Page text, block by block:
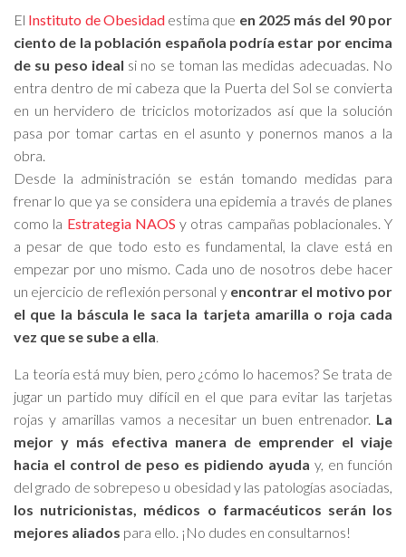
El Instituto de Obesidadestima que en 2025 más del 90 por
ciento de la población española podría estar por encima
de su peso ideal si no se toman las medidas adecuadas. No
entra dentro de mi cabeza que la Puerta del Sol se convierta
en un hervidero de triciclos motorizados así que la solución
pasa por tomar cartas en el asunto y ponernos manos a la
obra.
Desde la administración se están tomando medidas para
frenar lo que ya se considera una epidemia a través de planes
como la Estrategia NAOS y otras campañas poblacionales. Y
a pesar de que todo esto es fundamental, la clave está en
empezar por uno mismo. Cada uno de nosotros debe hacer
un ejercicio de reflexión personal y encontrar el motivo por
el que la báscula le saca la tarjeta amarilla o roja cada
vez que se sube a ella.
La teoría está muy bien, pero ¿cómo lo hacemos? Se trata de
jugar un partido muy difícil en el que para evitar las tarjetas
rojas y amarillas vamos a necesitar un buen entrenador. La
mejor y más efectiva manera de emprender el viaje
hacia el control de peso es pidiendo ayuda y, en función
del grado de sobrepeso u obesidad y las patologías asociadas,
los nutricionistas, médicos o farmacéuticos serán los
mejores aliados para ello. ¡No dudes en consultarnos!